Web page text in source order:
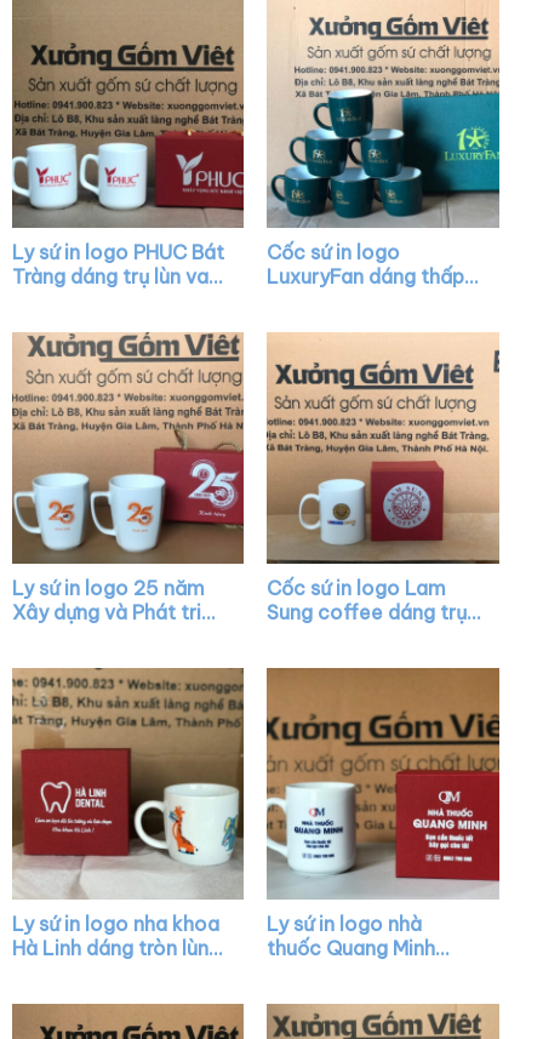
Ly sứ in logo PHUC Bát
Tràng dáng trụ lùn vai
Cốc sứ in logo
LuxuryFan dáng thấp
Ly sứ in logo 25 năm
Xây dựng và Phát triển
Cốc sứ in logo Lam
Sung coffee dáng trụ
Ly sứ in logo nha khoa
Hà Linh dáng tròn lùn
Ly sứ in logo nhà
thuốc Quang Minh
LS13